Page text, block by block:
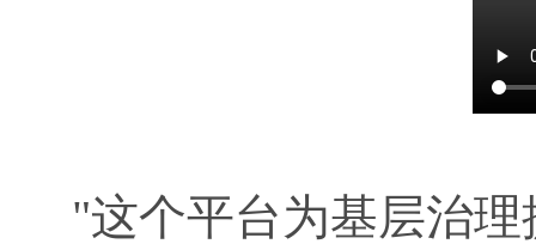
"这个平台为基层治